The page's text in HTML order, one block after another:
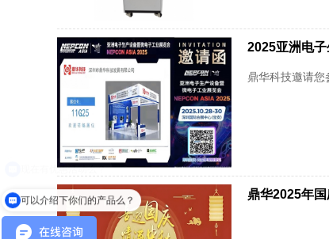
2025亚洲电
鼎华科技邀请
鼎华2025年
可以介绍下你们的产品么？